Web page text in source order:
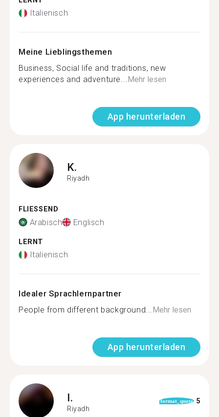
Italienisch
Meine Lieblingsthemen
Business, Social life and traditions, new
experiences and adventure...Mehr lesen
App herunterladen
K.
Riyadh
FLIESSEND
Arabisch Englisch
LERNT
Italienisch
Idealer Sprachlernpartner
People from different background...Mehr lesen
App herunterladen
I.
Riyadh
format_quote 5